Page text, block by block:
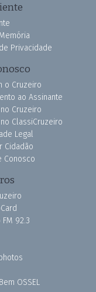
Privacidade
o Cruzeiro
ao Assinante
Cruzeiro
ClassiCruzeiro
Legal
Cidadão
Conosco
92.3
OSSEL